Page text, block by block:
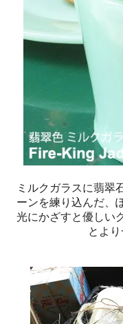
ミルクガラスに翡翠
ーンを練り込んだ、
光にかざすと優しい
とより